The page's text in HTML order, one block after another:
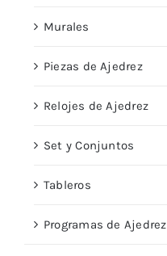
Murales
Piezas de Ajedrez
Relojes de Ajedrez
Set y Conjuntos
Tableros
Programas de Ajedrez